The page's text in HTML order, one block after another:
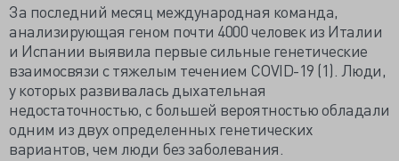
За последний месяц международная команда,
анализирующая геном почти 4000 человек из Италии
и Испании выявила первые сильные генетические
взаимосвязи с тяжелым течением COVID-19 (1). Люди,
у которых развивалась дыхательная
недостаточностью, с большей вероятностью обладали
одним из двух определенных генетических
вариантов, чем люди без заболевания.